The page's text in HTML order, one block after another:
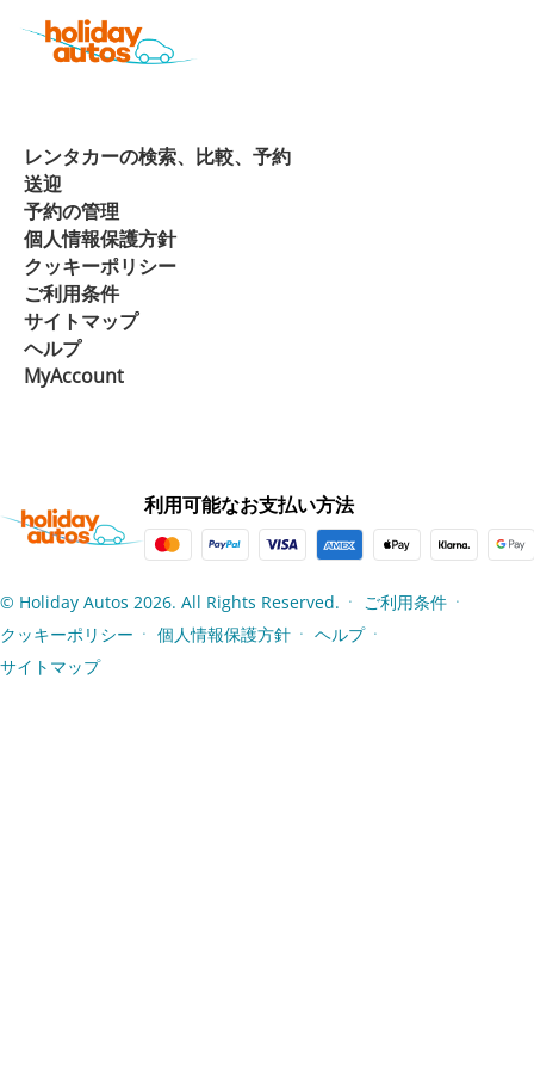
レンタカーの検索、比較、予約
送迎
予約の管理
個人情報保護方針
クッキーポリシー
ご利用条件
サイトマップ
ヘルプ
MyAccount
利用可能なお支払い方法
© Holiday Autos 2026. All Rights Reserved. ● ご利用条件 ●
クッキーポリシー ● 個人情報保護方針 ● ヘルプ ●
サイトマップ